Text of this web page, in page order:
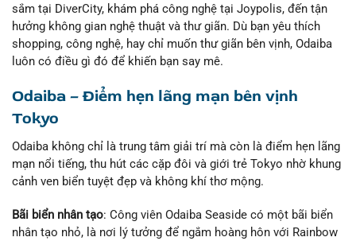
sắm tại DiverCity, khám phá công nghệ tại Joypolis, đến tận
hưởng không gian nghệ thuật và thư giãn. Dù bạn yêu thích
shopping, công nghệ, hay chỉ muốn thư giãn bên vịnh, Odaiba
luôn có điều gì đó để khiến bạn say mê.
Odaiba – Điểm hẹn lãng mạn bên vịnh
Tokyo
Odaiba không chỉ là trung tâm giải trí mà còn là điểm hẹn lãng
mạn nổi tiếng, thu hút các cặp đôi và giới trẻ Tokyo nhờ khung
cảnh ven biển tuyệt đẹp và không khí thơ mộng.
Bãi biển nhân tạo: Công viên Odaiba Seaside có một bãi biển
nhân tạo nhỏ, là nơi lý tưởng để ngắm hoàng hôn với Rainbow